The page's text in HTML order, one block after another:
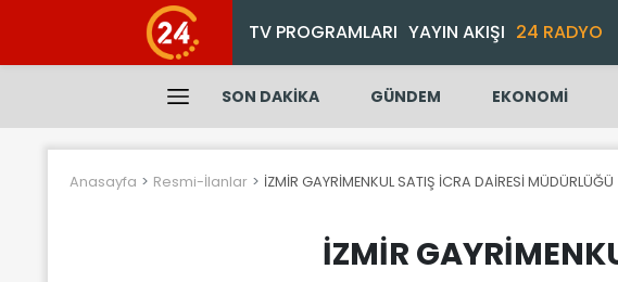
TV PROGRAMLARI YAYIN AKIŞI 24 RADYO
SON DAKİKA GÜNDEM EKONOMİ
Anasayfa Resmi-İlanlar İZMİR GAYRİMENKUL SATIŞ İCRA DAİRESİ MÜDÜRLÜĞÜ
İZMİR